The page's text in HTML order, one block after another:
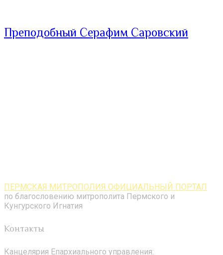
Преподобный Серафим Саровский
ПЕРМСКАЯ МИТРОПОЛИЯ ОФИЦИАЛЬНЫЙ ПОРТАЛ
по благословению митрополита Пермского и
Кунгурского Игнатия
Контакты
Канцелярия Епархиального управления: